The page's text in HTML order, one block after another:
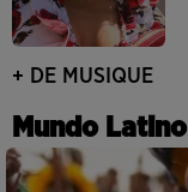
+ DE MUSIQUE
Mundo Latino